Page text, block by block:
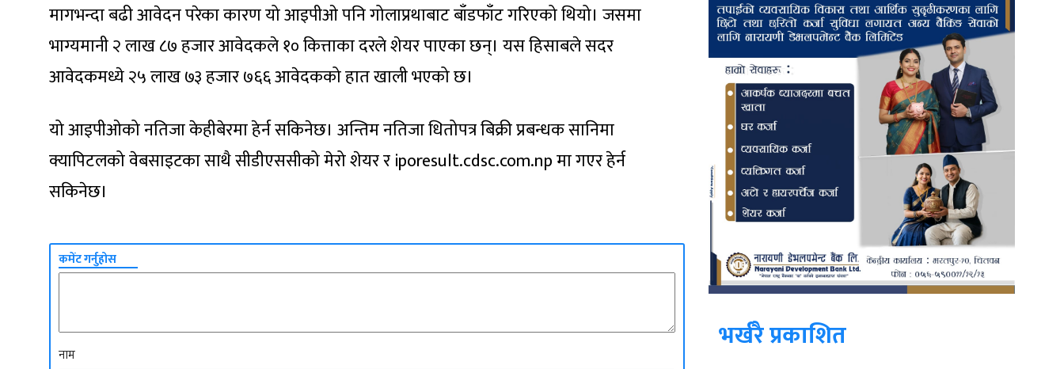
मागभन्दा बढी आवेदन परेका कारण यो आइपीओ पनि गोलाप्रथाबाट बाँडफाँट गरिएको थियो। जसमा
भाग्यमानी २ लाख ८७ हजार आवेदकले १० कित्ताका दरले शेयर पाएका छन्। यस हिसाबले सदर
आवेदकमध्ये २५ लाख ७३ हजार ७६६ आवेदकको हात खाली भएको छ।
यो आइपीओको नतिजा केहीबेरमा हेर्न सकिनेछ। अन्तिम नतिजा धितोपत्र बिक्री प्रबन्धक सानिमा
क्यापिटलको वेबसाइटका साथै सीडीएससीको मेरो शेयर र iporesult.cdsc.com.np मा गएर हेर्न
सकिनेछ।
कमेंट गर्नुहोस
नाम
भर्खरै प्रकाशित